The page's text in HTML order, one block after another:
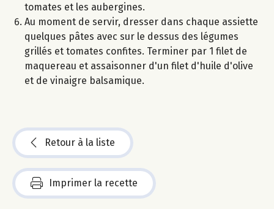
tomates et les aubergines.
Au moment de servir, dresser dans chaque assiette
quelques pâtes avec sur le dessus des légumes
grillés et tomates confites. Terminer par 1 filet de
maquereau et assaisonner d'un filet d'huile d'olive
et de vinaigre balsamique.
Retour à la liste
Imprimer la recette